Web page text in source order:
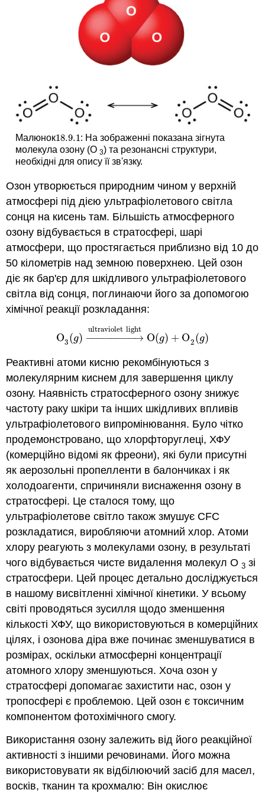
Малюнок18.9.1
18.9.1: На зображенні показана зігнута
молекула озону (O 3) та резонансні структури,
необхідні для опису її зв'язку.
Озон утворюється природним чином у верхній
атмосфері під дією ультрафіолетового світла
сонця на кисень там. Більшість атмосферного
озону відбувається в стратосфері, шарі
атмосфери, що простягається приблизно від 10 до
50 кілометрів над земною поверхнею. Цей озон
діє як бар'єр для шкідливого ультрафіолетового
світла від сонця, поглинаючи його за допомогою
хімічної реакції розкладання:
O3(g) − →
−−−−−−−
ultraviolet light
O(g) + O2 (g)
O3(g) →ultravioletlightO( g) +O2(g
Реактивні атоми кисню рекомбінуються з
молекулярним киснем для завершення циклу
озону. Наявність стратосферного озону знижує
частоту раку шкіри та інших шкідливих впливів
ультрафіолетового випромінювання. Було чітко
продемонстровано, що хлорфторуглеці, ХФУ
(комерційно відомі як фреони), які були присутні
як аерозольні пропелленти в балончиках і як
холодоагенти, спричиняли виснаження озону в
стратосфері. Це сталося тому, що
ультрафіолетове світло також змушує CFC
розкладатися, виробляючи атомний хлор. Атоми
хлору реагують з молекулами озону, в результаті
чого відбувається чисте видалення молекул O3 зі
стратосфери. Цей процес детально досліджується
в нашому висвітленні хімічної кінетики. У всьому
світі проводяться зусилля щодо зменшення
кількості ХФУ, що використовуються в комерційних
цілях, і озонова діра вже починає зменшуватися в
розмірах, оскільки атмосферні концентрації
атомного хлору зменшуються. Хоча озон у
стратосфері допомагає захистити нас, озон у
тропосфері є проблемою. Цей озон є токсичним
компонентом фотохімічного смогу.
Використання озону залежить від його реакційної
активності з іншими речовинами. Його можна
використовувати як відбілюючий засіб для масел,
восків, тканин та крохмалю: Він окислює